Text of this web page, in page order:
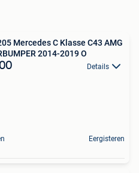
Mercedes C Klasse C43 AMG
2014-2019 O
Details
Eergisteren